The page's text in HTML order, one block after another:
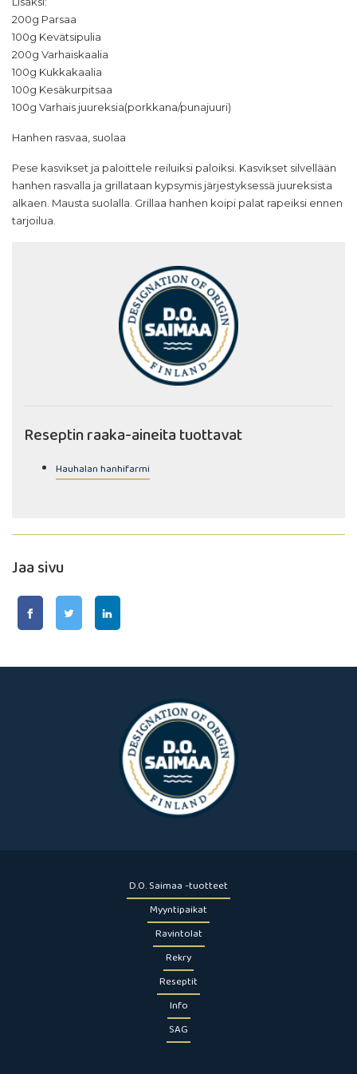
200g Parsaa
100g Kevätsipulia
200g Varhaiskaalia
100g Kukkakaalia
100g Kesäkurpitsaa
100g Varhais juureksia(porkkana/punajuuri)
Hanhen rasvaa, suolaa
Pese kasvikset ja paloittele reiluiksi paloiksi. Kasvikset silvellään
hanhen rasvalla ja grillataan kypsymis järjestyksessä juureksista
alkaen. Mausta suolalla. Grillaa hanhen koipi palat rapeiksi ennen
tarjoilua.
Reseptin raaka-aineita tuottavat
Hauhalan hanhifarmi
Jaa sivu
D.O. Saimaa -tuotteet
Myyntipaikat
Ravintolat
Rekry
Reseptit
Info
SAG